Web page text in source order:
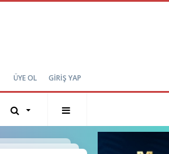
ÜYE OL GİRİŞ YAP